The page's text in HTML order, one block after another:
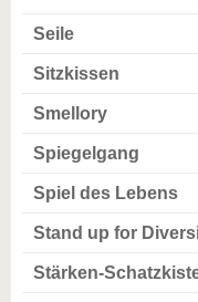
Seile
Sitzkissen
Smellory
Spiegelgang
Spiel des Lebens
Stand up for
Stärken-